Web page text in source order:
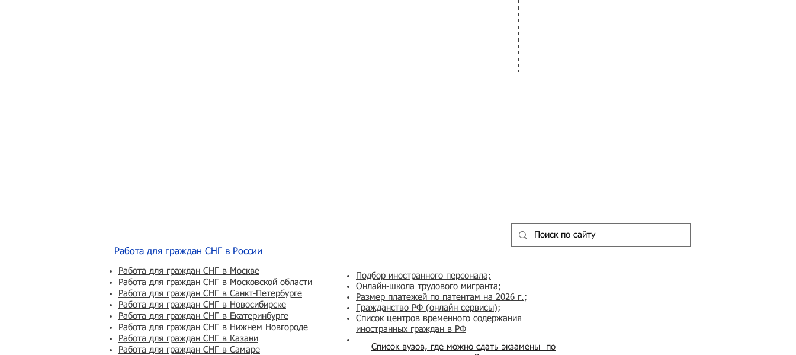
Работа для граждан СНГ в России
Работа для граждан СНГ в Москве
Работа для граждан СНГ в Московской области
Работа для граждан СНГ в Санкт-Петербурге
Работа для граждан СНГ в Новосибирске
Работа для граждан СНГ в Екатеринбурге
Работа для граждан СНГ в Нижнем Новгороде
Работа для граждан СНГ в Казани
Работа для граждан СНГ в Самаре
Список вузов, где можно сдать экзамены по
Подбор иностранного персонала;
Онлайн-школа трудового мигранта;
Размер платежей по патентам на 2026 г.;
Гражданство РФ (онлайн-сервисы);
Список центров временного содержания
иностранных граждан в РФ